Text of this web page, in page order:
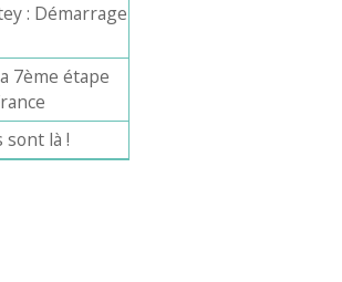
: Démarrage
7ème étape
sont là !